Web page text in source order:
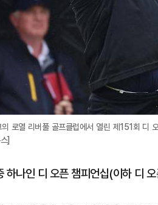
로열 리버풀 골프클럽에서 열린 제151회 디
]
나인 디 오픈 챔피언십(이하 디